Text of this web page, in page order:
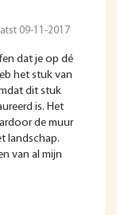
09-11-2017
dat je op dé
het stuk van
dit stuk
is. Het
de muur
landschap.
van al mijn